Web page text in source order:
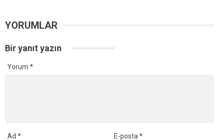
YORUMLAR
Bir yanıt yazın
Yorum *
Ad * E-posta*